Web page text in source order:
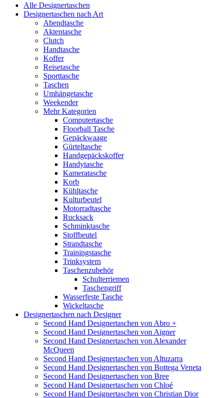
Alle Designertaschen
Designertaschen nach Art
Abendtasche
Aktentasche
Clutch
Handtasche
Koffer
Reisetasche
Sporttasche
Taschen
Umhängetasche
Weekender
Mehr Kategorien
Computertasche
Floorball Tasche
Gepäckwaage
Gürteltasche
Handgepäckskoffer
Handytasche
Kameratasche
Korb
Kühltasche
Kulturbeutel
Motorradtasche
Rucksack
Schminktasche
Stoffbeutel
Strandtasche
Trainingstasche
Trinksystem
Taschenzubehör
Schulterriemen
Taschengriff
Wasserfeste Tasche
Wickeltasche
Designertaschen nach Designer
Second Hand Designertaschen von Abro +
Second Hand Designertaschen von Aigner
Second Hand Designertaschen von Alexander
McQueen
Second Hand Designertaschen von Altuzarra
Second Hand Designertaschen von Bottega Veneta
Second Hand Designertaschen von Bree
Second Hand Designertaschen von Chloé
Second Hand Designertaschen von Christian Dior